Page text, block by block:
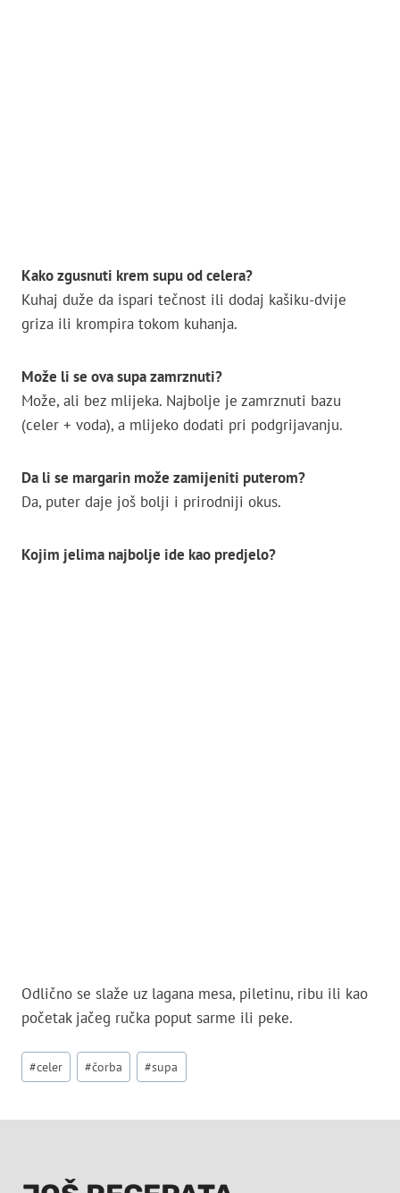
Kako zgusnuti krem supu od celera?
Kuhaj duže da ispari tečnost ili dodaj kašiku-dvije
griza ili krompira tokom kuhanja.
Može li se ova supa zamrznuti?
Može, ali bez mlijeka. Najbolje je zamrznuti bazu
(celer + voda), a mlijeko dodati pri podgrijavanju.
Da li se margarin može zamijeniti puterom?
Da, puter daje još bolji i prirodniji okus.
Kojim jelima najbolje ide kao predjelo?
Odlično se slaže uz lagana mesa, piletinu, ribu ili kao
početak jačeg ručka poput sarme ili peke.
Post
Tags:
#celer #čorba #supa